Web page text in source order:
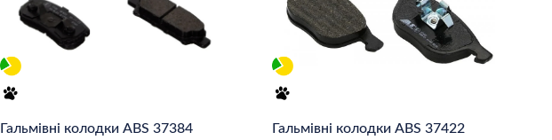
Гальмівні колодки ABS 37384 Гальмівні колодки ABS 37422